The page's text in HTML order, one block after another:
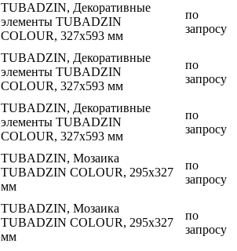
TUBADZIN, Декоративные
элементы TUBADZIN
COLOUR, 327x593 мм
по
запросу
TUBADZIN, Декоративные
элементы TUBADZIN
COLOUR, 327x593 мм
по
запросу
TUBADZIN, Декоративные
элементы TUBADZIN
COLOUR, 327x593 мм
по
запросу
TUBADZIN, Мозаика
TUBADZIN COLOUR, 295x327
мм
по
запросу
TUBADZIN, Мозаика
TUBADZIN COLOUR, 295x327
мм
по
запросу